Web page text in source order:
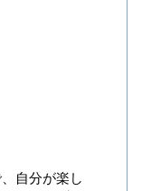
自分が楽し